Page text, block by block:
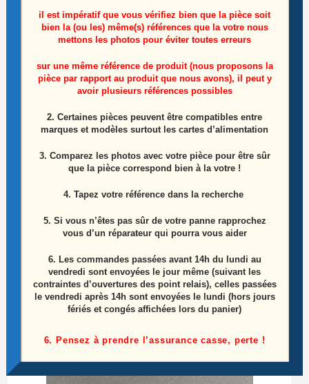
Ensemble Nappes De Connexion De La Carte T-
Con Au Lcd Télé Sony KDL-40EX600
10,00€
il est impératif que vous vérifiez bien que la pièce soit
bien la (ou les) même(s) références que la votre nous
mettons les photos pour éviter toutes erreurs
sur une même référence de produit (nous proposons la
pièce par rapport au produit que nous avons), il peut y
avoir plusieurs références possibles
2. Certaines pièces peuvent être compatibles entre
marques et modèles surtout les cartes d’alimentation
3. Comparez les photos avec votre pièce pour être sûr
que la pièce correspond bien à la votre !
4. Tapez votre référence dans la recherche
5. Si vous n’êtes pas sûr de votre panne rapprochez
vous d’un réparateur qui pourra vous aider
6. Les commandes passées avant 14h du lundi au
vendredi sont envoyées le jour même (suivant les
contraintes d’ouvertures des point relais), celles passées
le vendredi après 14h sont envoyées le lundi (hors jours
fériés et congés affichées lors du panier)
6. Pensez à prendre l’assurance casse, perte !